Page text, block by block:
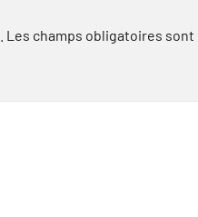
Les champs obligatoires